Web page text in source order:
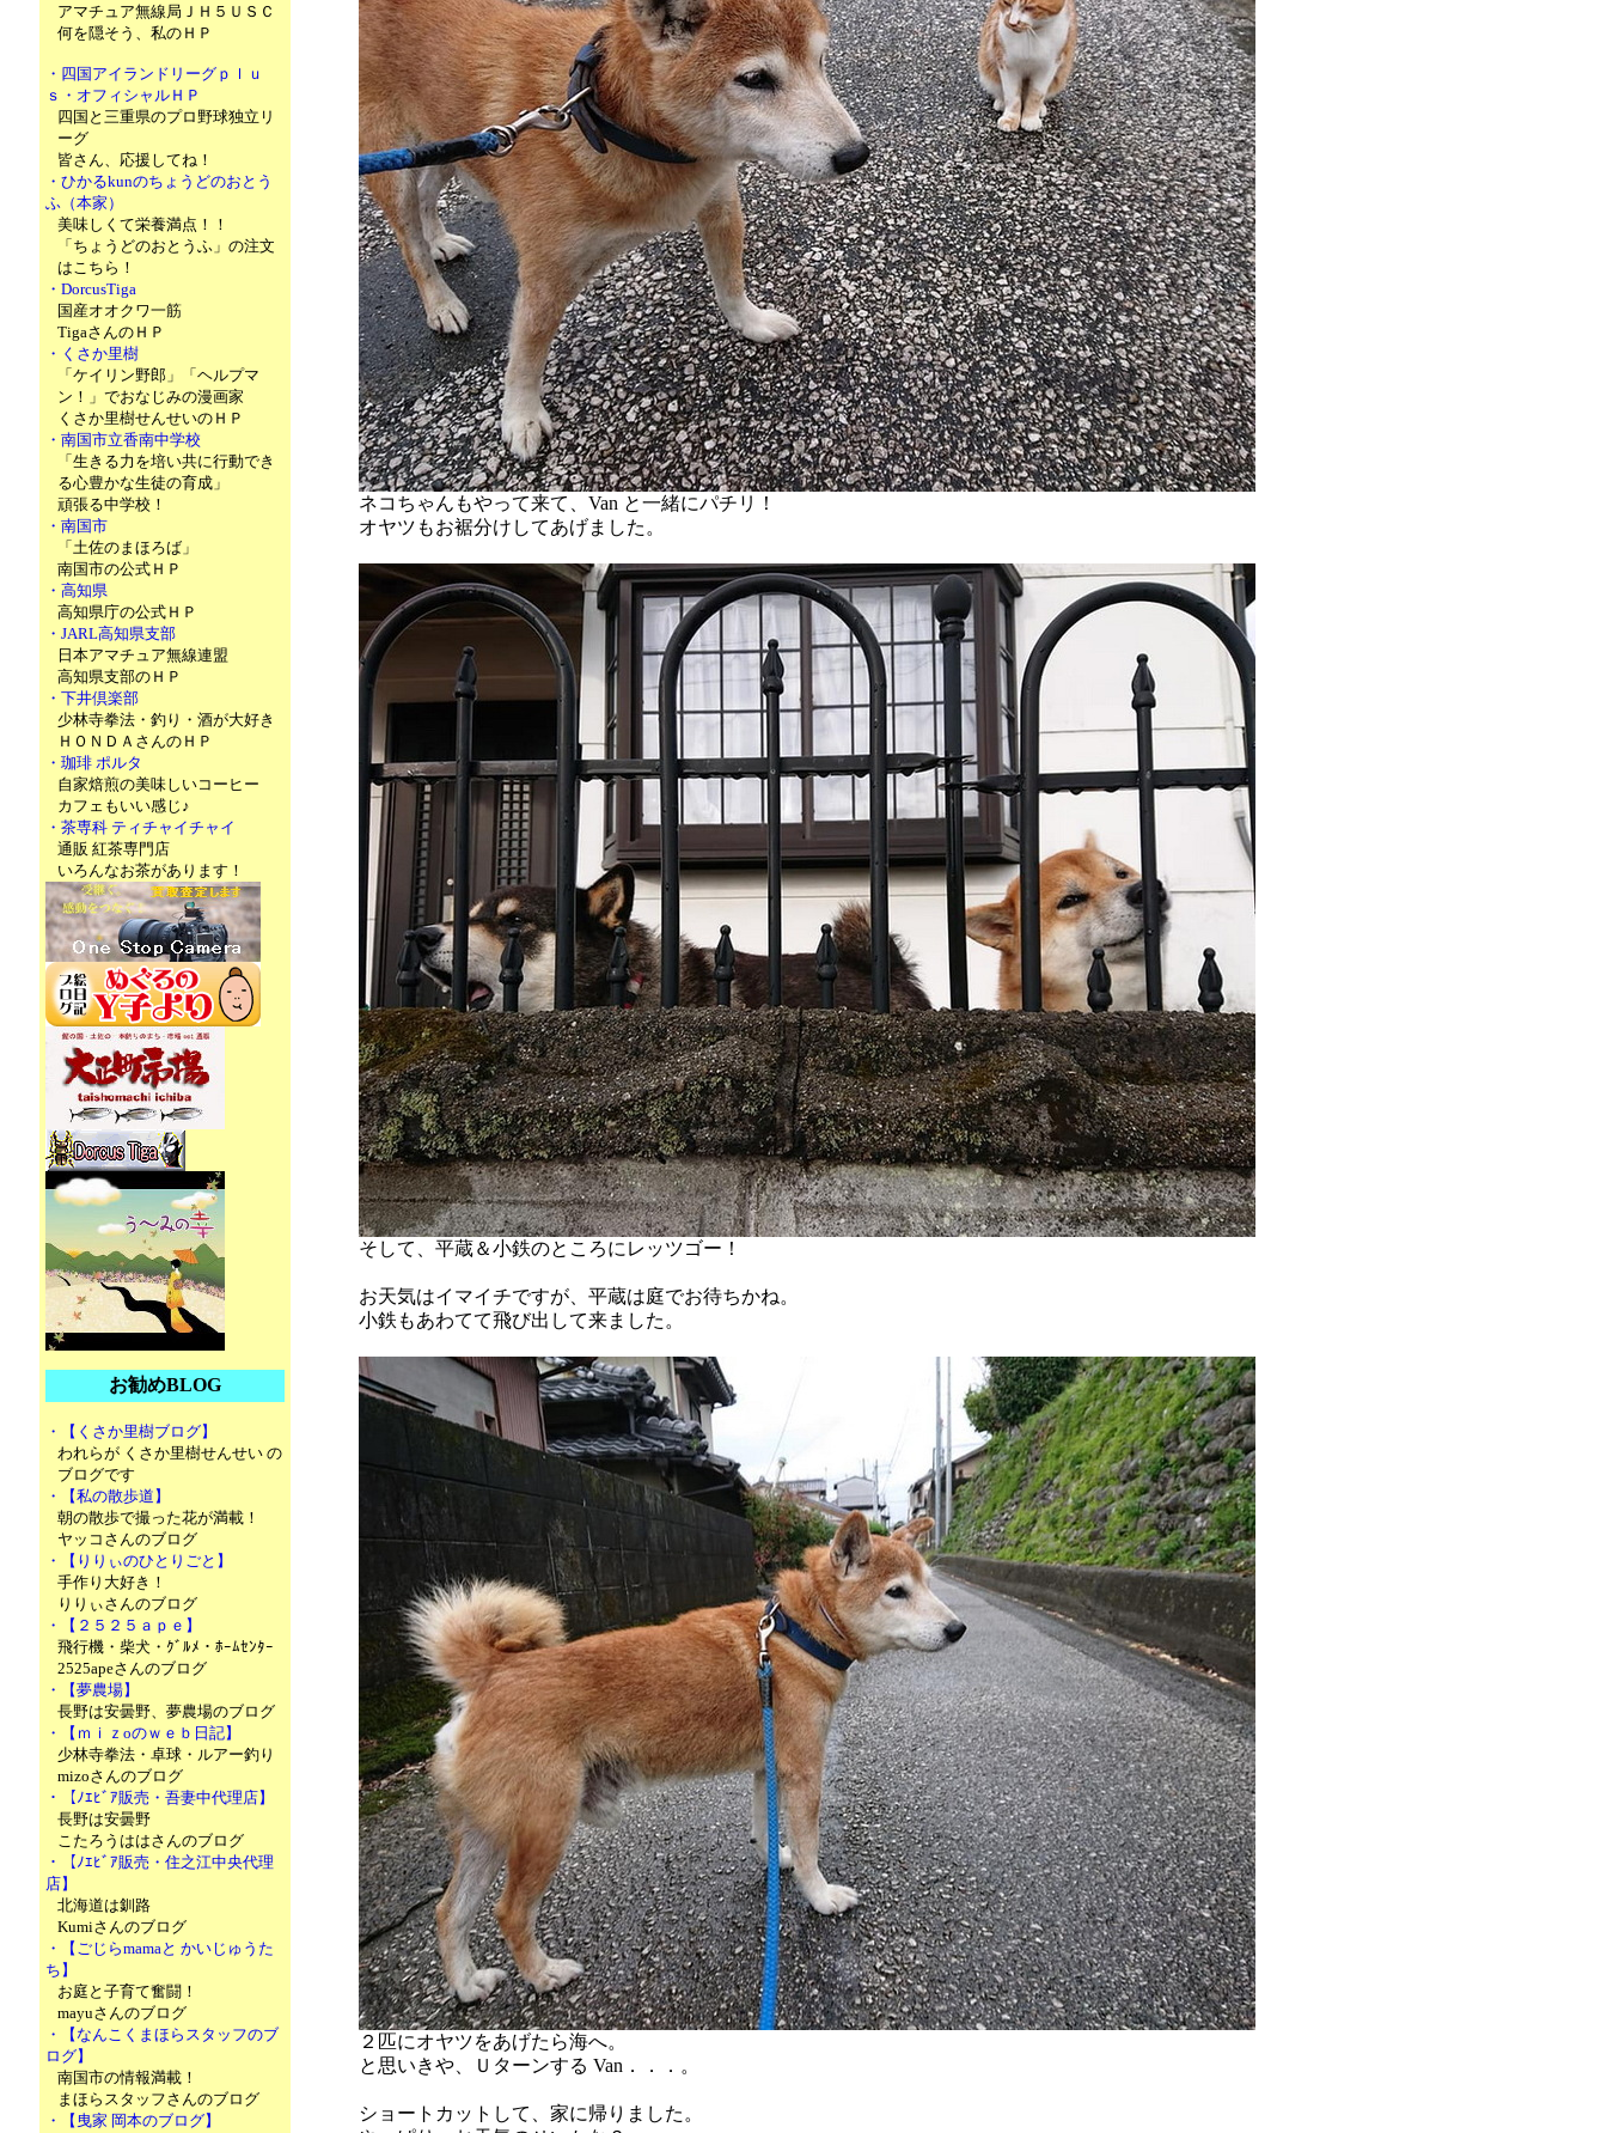
アマチュア無線局ＪＨ５ＵＳＣ
何を隠そう、私のＨＰ
・四国アイランドリーグｐｌｕ
ｓ・オフィシャルＨＰ
四国と三重県のプロ野球独立リ
ーグ
皆さん、応援してね！
・ひかるkunのちょうどのおとう
ふ（本家）
美味しくて栄養満点！！
「ちょうどのおとうふ」の注文
はこちら！
・DorcusTiga
国産オオクワ一筋
TigaさんのＨＰ
・くさか里樹
「ケイリン野郎」「ヘルプマ
ン！」でおなじみの漫画家
くさか里樹せんせいのＨＰ
・南国市立香南中学校
「生きる力を培い共に行動でき
る心豊かな生徒の育成」
頑張る中学校！
・南国市
「土佐のまほろば」
南国市の公式ＨＰ
・高知県
高知県庁の公式ＨＰ
・JARL高知県支部
日本アマチュア無線連盟
高知県支部のＨＰ
・下井倶楽部
少林寺拳法・釣り・酒が大好き
ＨＯＮＤＡさんのＨＰ
・珈琲 ポルタ
自家焙煎の美味しいコーヒー
カフェもいい感じ♪
・茶専科 ティチャイチャイ
通販 紅茶専門店
いろんなお茶があります！
お勧めBLOG
・【くさか里樹ブログ】
われらが くさか里樹せんせい の
ブログです
・【私の散歩道】
朝の散歩で撮った花が満載！
ヤッコさんのブログ
・【りりぃのひとりごと】
手作り大好き！
りりぃさんのブログ
・【２５２５ａｐｅ】
飛行機・柴犬・ｸﾞﾙﾒ・ﾎｰﾑｾﾝﾀｰ
2525apeさんのブログ
・【夢農場】
長野は安曇野、夢農場のブログ
・【ｍｉｚoのｗｅｂ日記】
少林寺拳法・卓球・ルアー釣り
mizoさんのブログ
・【ﾉｴﾋﾞｱ販売・吾妻中代理店】
長野は安曇野
こたろうははさんのブログ
・【ﾉｴﾋﾞｱ販売・住之江中央代理
店】
北海道は釧路
Kumiさんのブログ
・【ごじらmamaと かいじゅうた
ち】
お庭と子育て奮闘！
mayuさんのブログ
・【なんこくまほらスタッフのブ
ログ】
南国市の情報満載！
まほらスタッフさんのブログ
・【曳家 岡本のブログ】
ネコちゃんもやって来て、Van と一緒にパチリ！
オヤツもお裾分けしてあげました。
そして、平蔵＆小鉄のところにレッツゴー！
お天気はイマイチですが、平蔵は庭でお待ちかね。
小鉄もあわてて飛び出して来ました。
２匹にオヤツをあげたら海へ。
と思いきや、Ｕターンする Van．．．。
ショートカットして、家に帰りました。